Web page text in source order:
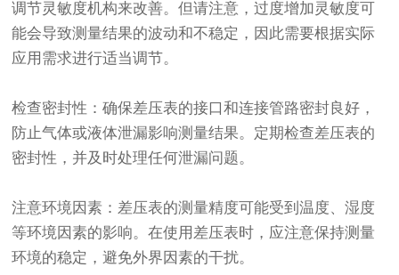
调节灵敏度机构来改善。但请注意，过度增加灵敏度可
能会导致测量结果的波动和不稳定，因此需要根据实际
应用需求进行适当调节。
检查密封性：确保差压表的接口和连接管路密封良好，
防止气体或液体泄漏影响测量结果。定期检查差压表的
密封性，并及时处理任何泄漏问题。
注意环境因素：差压表的测量精度可能受到温度、湿度
等环境因素的影响。在使用差压表时，应注意保持测量
环境的稳定，避免外界因素的干扰。